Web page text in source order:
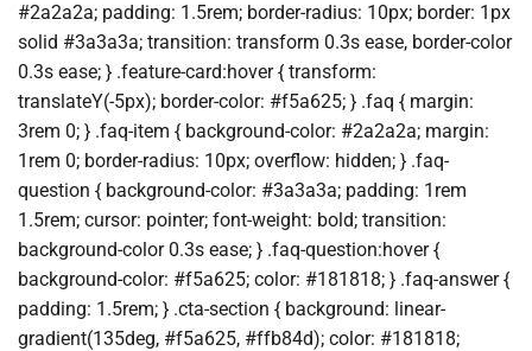
#2a2a2a; padding: 1.5rem; border-radius: 10px; border: 1px
solid #3a3a3a; transition: transform 0.3s ease, border-color
0.3s ease; } .feature-card:hover { transform:
translateY(-5px); border-color: #f5a625; } .faq { margin:
3rem 0; } .faq-item { background-color: #2a2a2a; margin:
1rem 0; border-radius: 10px; overflow: hidden; } .faq-
question { background-color: #3a3a3a; padding: 1rem
1.5rem; cursor: pointer; font-weight: bold; transition:
background-color 0.3s ease; } .faq-question:hover {
background-color: #f5a625; color: #181818; } .faq-answer {
padding: 1.5rem; } .cta-section { background: linear-
gradient(135deg, #f5a625, #ffb84d); color: #181818;